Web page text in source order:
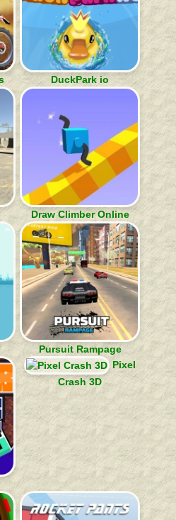
DuckPark io
Draw Climber Online
Pursuit Rampage
Pixel
Crash 3D